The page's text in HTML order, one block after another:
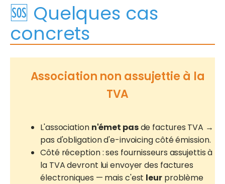
🆘 Quelques cas
concrets
Association non assujettie à la
TVA
L'association n'émet pasde factures TVA →
pas d'obligation d'e-invoicing côté émission.
Côté réception : ses fournisseurs assujettis à
la TVA devront lui envoyer des factures
électroniques — mais c'est leurproblème